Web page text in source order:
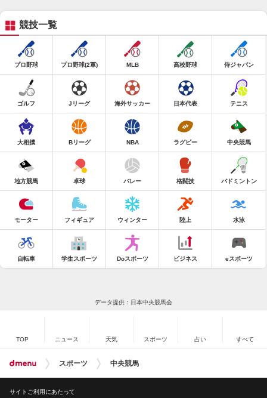
競技一覧
プロ野球 プロ野球(2軍) MLB 高校野球 侍ジャパン
ゴルフ Jリーグ 海外サッカー 日本代表 テニス
大相撲 Bリーグ NBA ラグビー 中央競馬
地方競馬 卓球 バレー 格闘技 バドミントン
モーター フィギュア ウィンター 陸上 水泳
自転車 学生スポーツ Doスポーツ ビジネス eスポーツ
データ提供：日本中央競馬会
TOP ニュース 天気 スポーツ 占い すべて
スポーツ 中央競馬
サイトご利用にあたって